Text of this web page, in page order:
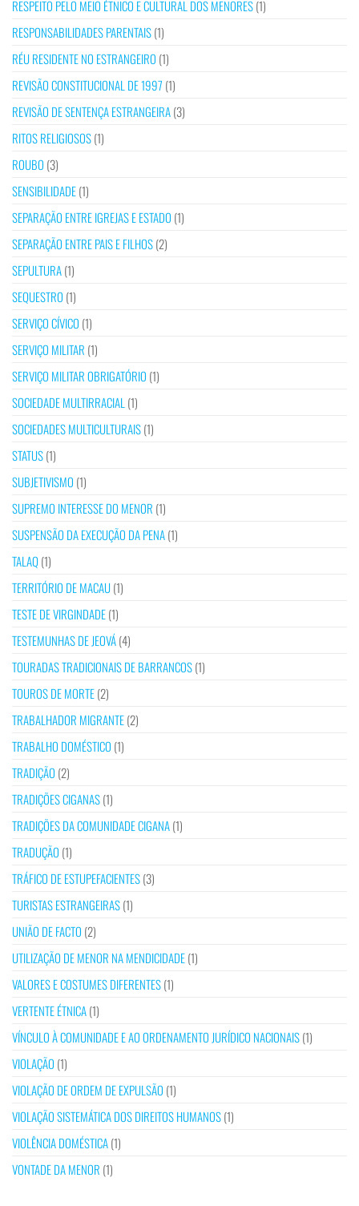
RESPEITO PELO MEIO ÉTNICO E CULTURAL DOS MENORES(1)
RESPONSABILIDADES PARENTAIS(1)
RÉU RESIDENTE NO ESTRANGEIRO (1)
REVISÃO CONSTITUCIONAL DE 1997 (1)
REVISÃO DE SENTENÇA ESTRANGEIRA(3)
RITOS RELIGIOSOS(1)
ROUBO (3)
SENSIBILIDADE(1)
SEPARAÇÃO ENTRE IGREJAS E ESTADO (1)
SEPARAÇÃO ENTRE PAIS E FILHOS(2)
SEPULTURA(1)
SEQUESTRO (1)
SERVIÇO CÍVICO (1)
SERVIÇO MILITAR (1)
SERVIÇO MILITAR OBRIGATÓRIO (1)
SOCIEDADE MULTIRRACIAL (1)
SOCIEDADES MULTICULTURAIS(1)
STATUS(1)
SUBJETIVISMO (1)
SUPREMO INTERESSE DO MENOR (1)
SUSPENSÃO DA EXECUÇÃO DA PENA(1)
TALAQ(1)
TERRITÓRIO DE MACAU(1)
TESTE DE VIRGINDADE(1)
TESTEMUNHAS DE JEOVÁ(4)
TOURADAS TRADICIONAIS DE BARRANCOS(1)
TOUROS DE MORTE(2)
TRABALHADOR MIGRANTE(2)
TRABALHO DOMÉSTICO (1)
TRADIÇÃO (2)
TRADIÇÕES CIGANAS(1)
TRADIÇÕES DA COMUNIDADE CIGANA(1)
TRADUÇÃO (1)
TRÁFICO DE ESTUPEFACIENTES(3)
TURISTAS ESTRANGEIRAS(1)
UNIÃO DE FACTO (2)
UTILIZAÇÃO DE MENOR NA MENDICIDADE(1)
VALORES E COSTUMES DIFERENTES(1)
VERTENTE ÉTNICA(1)
VÍNCULO À COMUNIDADE E AO ORDENAMENTO JURÍDICO NACIONAIS(1)
VIOLAÇÃO (1)
VIOLAÇÃO DE ORDEM DE EXPULSÃO (1)
VIOLAÇÃO SISTEMÁTICA DOS DIREITOS HUMANOS(1)
VIOLÊNCIA DOMÉSTICA(1)
VONTADE DA MENOR (1)